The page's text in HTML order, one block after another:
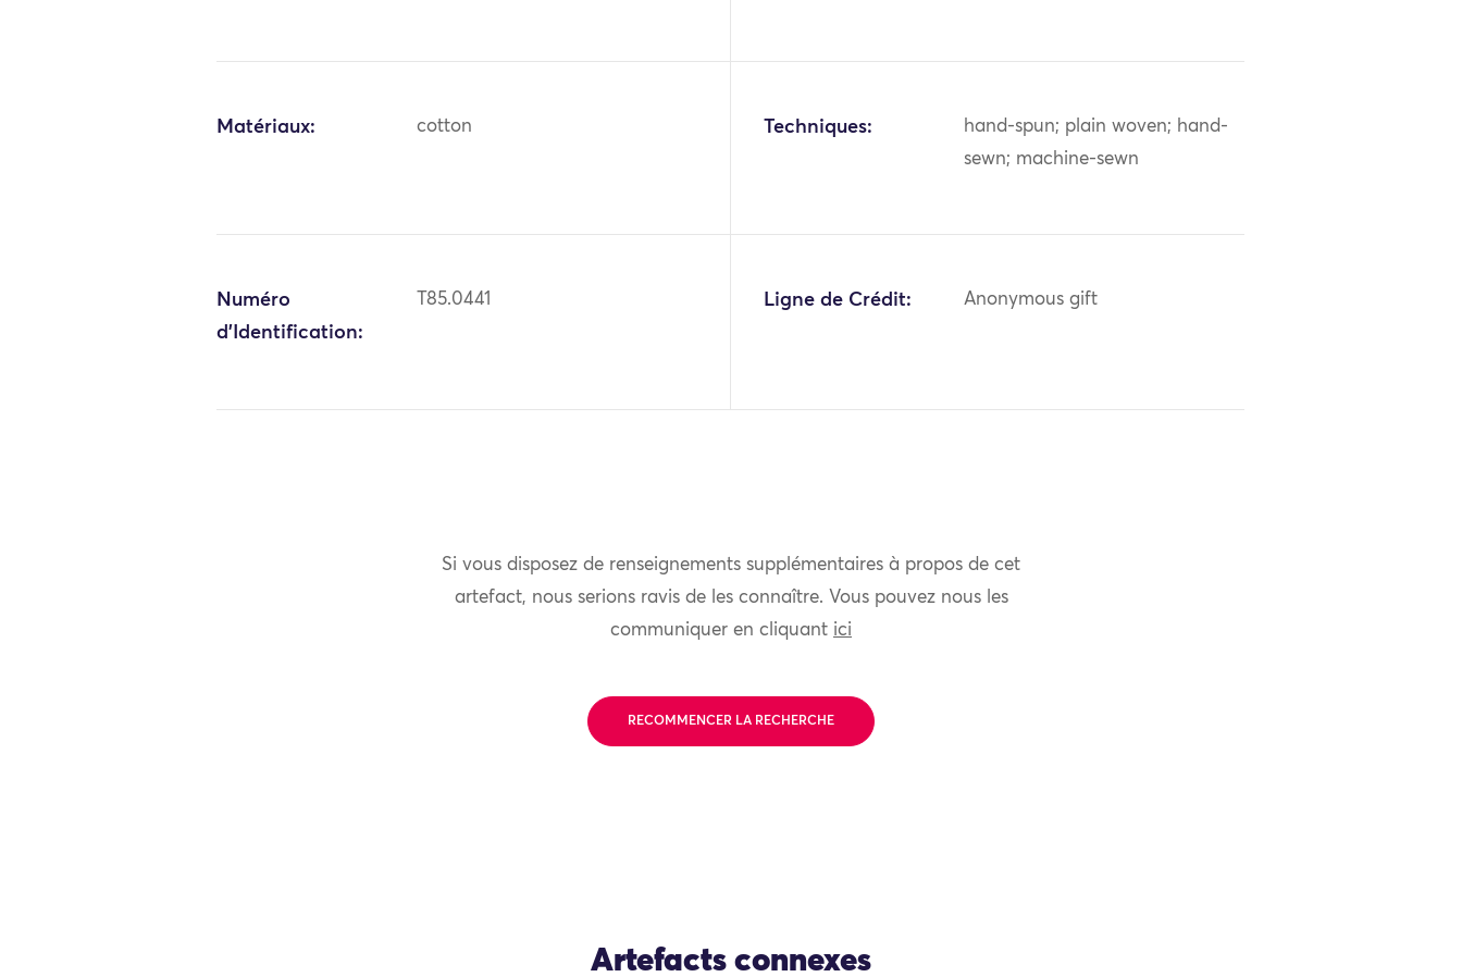
Matériaux: cotton Techniques:
hand-spun; plain woven; hand-
sewn; machine-sewn
Numéro
d'Identification:
T85.0441 Ligne de Crédit: Anonymous gift
Si vous disposez de renseignements supplémentaires à propos de cet
artefact, nous serions ravis de les connaître. Vous pouvez nous les
communiquer en cliquant ici
RECOMMENCER LA RECHERCHE
Artefacts connexes